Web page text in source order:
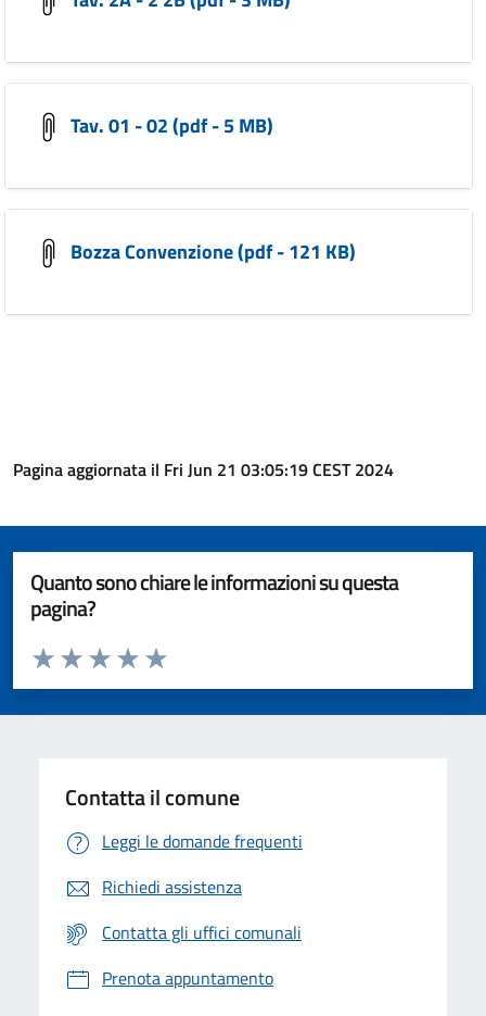
Tav. 01 - 02 (pdf - 5 MB)
Bozza Convenzione (pdf - 121 KB)
Pagina aggiornata il Fri Jun 21 03:05:19 CEST 2024
Quanto sono chiare le informazioni su questa
pagina?
Valuta da 1 a 5 stelle la pagina
Valuta 5 stelle su 5
Valuta 4 stelle su 5
Valuta 3 stelle su 5
Valuta 2 stelle su 5
Valuta 1 stelle su 5
Contatta il comune
Leggi le domande frequenti
Richiedi assistenza
Contatta gli uffici comunali
Prenota appuntamento